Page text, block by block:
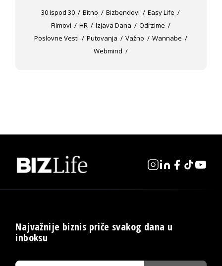
30 Ispod 30 Bitno Bizbendovi
Easy Life
Filmovi
HR Izjava Dana
Odrzime
Poslovne Vesti
Putovanja Važno
Wannabe
Webmind
Najvažnije biznis priče svakog dana u
inboksu